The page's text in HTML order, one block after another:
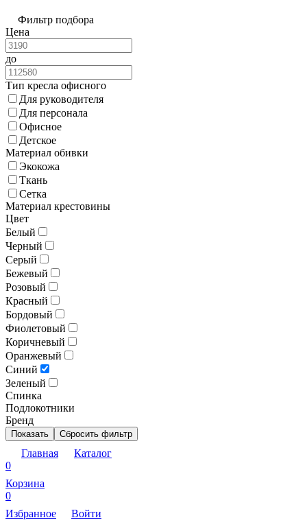
Фильтр подбора
Цена
до
Тип кресла офисного
Для руководителя
Для персонала
Офисное
Детское
Материал обивки
Экокожа
Ткань
Сетка
Материал крестовины
Цвет
Белый
Черный
Серый
Бежевый
Розовый
Красный
Бордовый
Фиолетовый
Коричневый
Оранжевый
Синий
Зеленый
Спинка
Подлокотники
Бренд
Показать Сбросить фильтр
Главная
Каталог
0
Корзина
0
Избранное
Войти